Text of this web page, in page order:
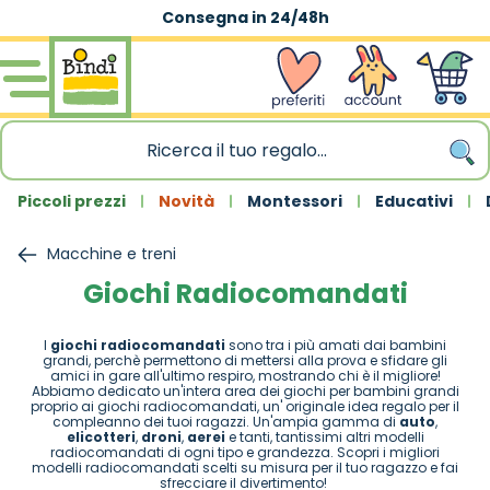
Consegna in 24/48h
Salta al contenuto
wishlist Account Carrello
Piccoli prezzi Novità Montessori Educativi
Macchine e treni
Giochi Radiocomandati
I giochi radiocomandati sono tra i più amati dai bambini
grandi, perchè permettono di mettersi alla prova e sfidare gli
amici in gare all'ultimo respiro, mostrando chi è il migliore!
Abbiamo dedicato un'intera area dei giochi per bambini grandi
proprio ai giochi radiocomandati, un' originale idea regalo per il
compleanno dei tuoi ragazzi. Un'ampia gamma di auto,
elicotteri, droni, aerei e tanti, tantissimi altri modelli
radiocomandati di ogni tipo e grandezza. Scopri i migliori
modelli radiocomandati scelti su misura per il tuo ragazzo e fai
sfrecciare il divertimento!